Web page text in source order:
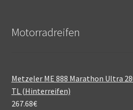
Motorradreifen
Metzeler ME 888 Marathon Ultra
TL (Hinterreifen)
267.68€